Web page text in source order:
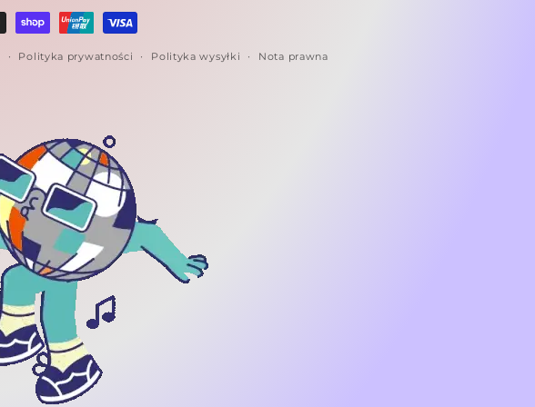
Polityka prywatności Polityka wysyłki Nota prawna